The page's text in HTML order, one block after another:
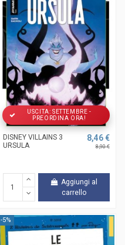
USCITA: SETTEMBRE -
PREORDINA ORA!
DISNEY VILLAINS 3
URSULA
8,46 €
8,90 €
Aggiungi al
carrello
-5%